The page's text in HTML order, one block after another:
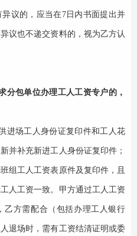
议的，应当在7日内书面提出并
议也不递交资料的，视为乙方认
分包单位办理工人工资专户的，
进场工人身份证复印件和工人花
并补充新进工人身份证复印件；
组工人工资表原件及复印件，且
人工资一致。甲方通过工人工资
乙方需配合（包括办理工人银行
退场时，需有工资结清证明或委